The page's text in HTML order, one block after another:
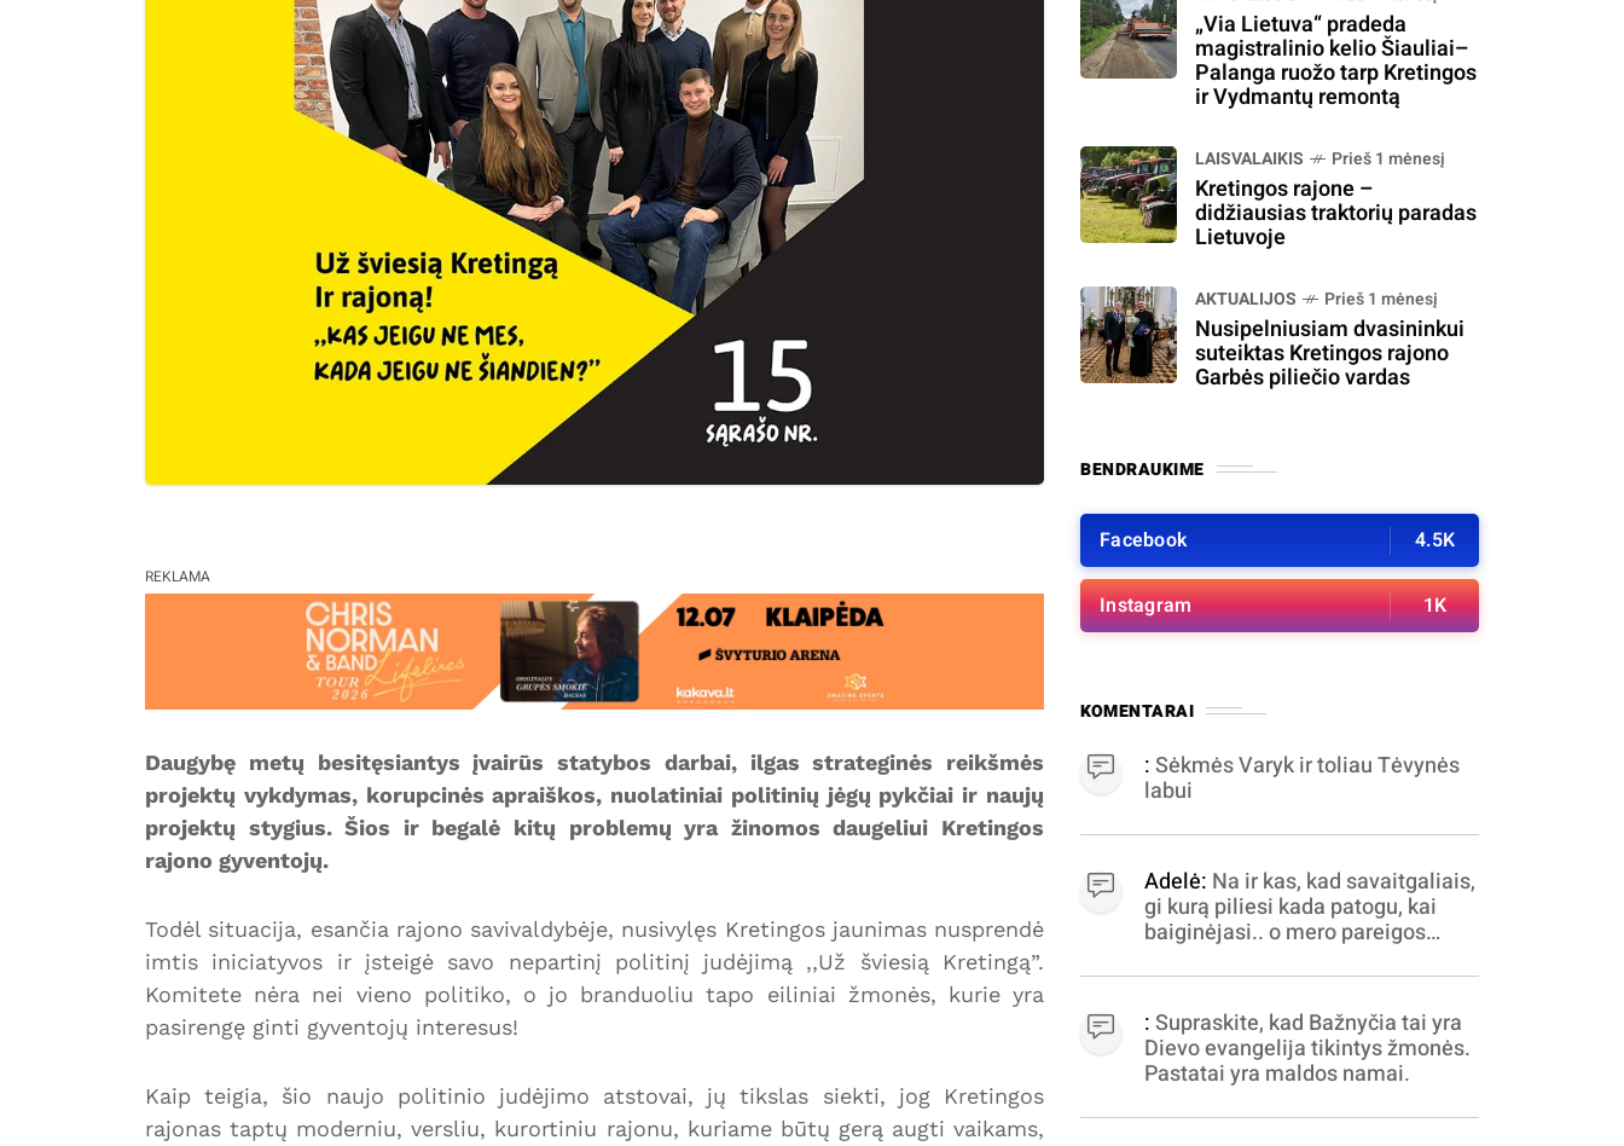
REKLAMA
Daugybę metų besitęsiantys įvairūs statybos darbai, ilgas strateginės reikšmės
projektų vykdymas, korupcinės apraiškos, nuolatiniai politinių jėgų pykčiai ir naujų
projektų stygius. Šios ir begalė kitų problemų yra žinomos daugeliui Kretingos
rajono gyventojų.
Todėl situacija, esančia rajono savivaldybėje, nusivylęs Kretingos jaunimas nusprendė
imtis iniciatyvos ir įsteigė savo nepartinį politinį judėjimą ,,Už šviesią Kretingą”.
Komitete nėra nei vieno politiko, o jo branduoliu tapo eiliniai žmonės, kurie yra
pasirengę ginti gyventojų interesus!
Kaip teigia, šio naujo politinio judėjimo atstovai, jų tikslas siekti, jog Kretingos
rajonas taptų moderniu, versliu, kurortiniu rajonu, kuriame būtų gerą augti vaikams,
„Via Lietuva“ pradeda
magistralinio kelio Šiauliai–
Palanga ruožo tarp Kretingos
ir Vydmantų remontą
LAISVALAIKIS Prieš 1 mėnesį
Kretingos rajone –
didžiausias traktorių paradas
Lietuvoje
AKTUALIJOS Prieš 1 mėnesį
Nusipelniusiam dvasininkui
suteiktas Kretingos rajono
Garbės piliečio vardas
BENDRAUKIME
Facebook 4.5K
Instagram 1K
KOMENTARAI
:Sėkmės Varyk ir toliau Tėvynės
labui
Adelė: Na ir kas, kad savaitgaliais,
gi kurą piliesi kada patogu, kai
baiginėjasi.. o mero pareigos
apibrėžiamos.. nežinau,
bereikalingas oro virpinimas,
ieškokit kur milijonus vagia
dujininkai, elektros aferistai,
stadionų statytojai Vilnuje
:Supraskite, kad Bažnyčia tai yra
Dievo evangelija tikintys žmonės.
Pastatai yra maldos namai.